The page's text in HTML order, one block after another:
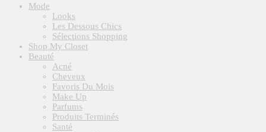
Mode
Looks
Les Dessous Chics
Sélections Shopping
Shop My Closet
Beauté
Acné
Cheveux
Favoris Du Mois
Make Up
Parfums
Produits Terminés
Santé